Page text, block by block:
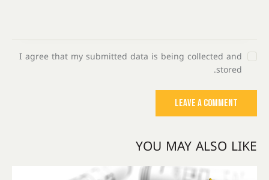
I agree that my submitted data is being collected and
stored.
YOU MAY ALSO LIKE